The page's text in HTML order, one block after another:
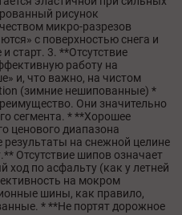
рисунок
микро-разрезов
с поверхностью снега и
старт. 3. **Отсутствие
работу на
и, что важно, на чистом
(зимние нешипованные) *
Они значительно
сегмента. * **Хорошее
ценового диапазона
на снежной целине
Отсутствие шипов означает
ход по асфальту (как у летней
на мокром
шины, как правило,
* **Не портят дорожное